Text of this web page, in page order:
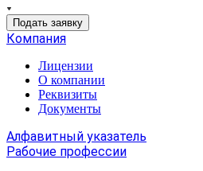
Подать заявку
Компания
Лицензии
О компании
Реквизиты
Документы
Алфавитный указатель
Рабочие профессии